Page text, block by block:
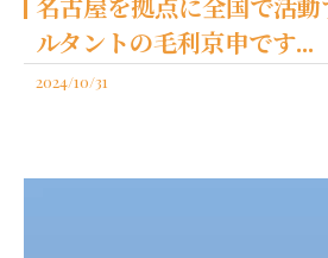
名古屋を拠点に全国で活
ルタントの毛利京申です...
2024/10/31